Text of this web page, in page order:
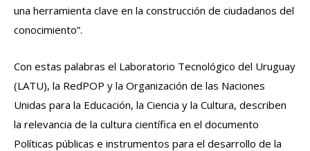
una herramienta clave en la construcción de ciudadanos del
conocimiento”.
Con estas palabras el Laboratorio Tecnológico del Uruguay
(LATU), la RedPOP y la Organización de las Naciones
Unidas para la Educación, la Ciencia y la Cultura, describen
la relevancia de la cultura científica en el documento
Políticas públicas e instrumentos para el desarrollo de la